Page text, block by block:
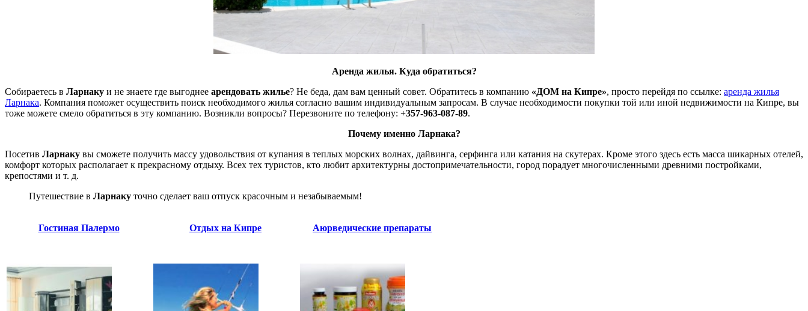
Аренда жилья. Куда обратиться?
Собираетесь в Ларнаку и не знаете где выгоднее арендовать жилье? Не беда, дам вам ценный совет. Обратитесь в компанию «ДОМ на Кипре», просто перейдя по ссылке: аренда жилья
Ларнака. Компания поможет осуществить поиск необходимого жилья согласно вашим индивидуальным запросам. В случае необходимости покупки той или иной недвижимости на Кипре, вы
тоже можете смело обратиться в эту компанию. Возникли вопросы? Перезвоните по телефону: +357-963-087-89.
Почему именно Ларнака?
Посетив Ларнаку вы сможете получить массу удовольствия от купания в теплых морских волнах, дайвинга, серфинга или катания на скутерах. Кроме этого здесь есть масса шикарных отелей,
комфорт которых располагает к прекрасному отдыху. Всех тех туристов, кто любит архитектурны достопримечательности, город порадует многочисленными древними постройками,
крепостями и т. д.
Путешествие в Ларнаку точно сделает ваш отпуск красочным и незабываемым!
Гостиная Палермо Отдых на Кипре Аюрведические препараты